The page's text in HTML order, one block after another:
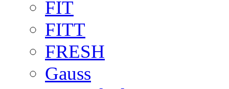
FIT
FITT
FRESH
Gauss